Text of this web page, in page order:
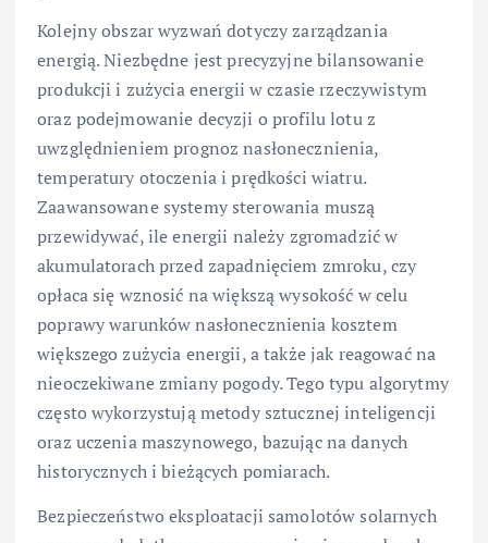
Kolejny obszar wyzwań dotyczy zarządzania
energią. Niezbędne jest precyzyjne bilansowanie
produkcji i zużycia energii w czasie rzeczywistym
oraz podejmowanie decyzji o profilu lotu z
uwzględnieniem prognoz nasłonecznienia,
temperatury otoczenia i prędkości wiatru.
Zaawansowane systemy sterowania muszą
przewidywać, ile energii należy zgromadzić w
akumulatorach przed zapadnięciem zmroku, czy
opłaca się wznosić na większą wysokość w celu
poprawy warunków nasłonecznienia kosztem
większego zużycia energii, a także jak reagować na
nieoczekiwane zmiany pogody. Tego typu algorytmy
często wykorzystują metody sztucznej inteligencji
oraz uczenia maszynowego, bazując na danych
historycznych i bieżących pomiarach.
Bezpieczeństwo eksploatacji samolotów solarnych